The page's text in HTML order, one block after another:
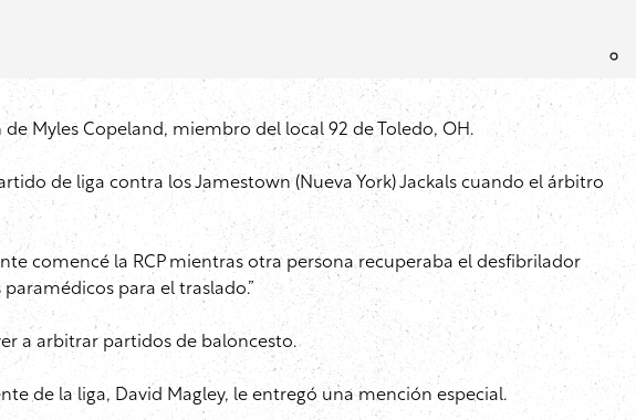
Myles Copeland, miembro del local 92 de Toledo, OH.
de liga contra los Jamestown (Nueva York) Jackals cuando el árbitro
comencé la RCP mientras otra persona recuperaba el desfibrilador
para el traslado.”
a arbitrar partidos de baloncesto.
de la liga, David Magley, le entregó una mención especial.